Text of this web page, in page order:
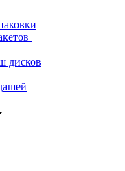
дисков